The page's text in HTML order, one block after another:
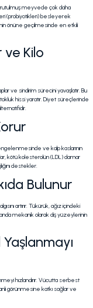
meyvede çok daha
(probiyotikleri) besleyerek
önüne geçilmesinde en etkili
ve Kilo
ve sindirim sürecini yavaşlatır. Bu
hissi yaratır. Diyet süreçlerinde
ve kalp kaslarının
kötü kolesterolün (LDL) damar
destekler.
Bulunur
artırır. Tükürük, ağız içindeki
mekanik olarak diş yüzeylerinin
hızlandırır. Vücutta serbest
görünmesine katkı sağlar ve